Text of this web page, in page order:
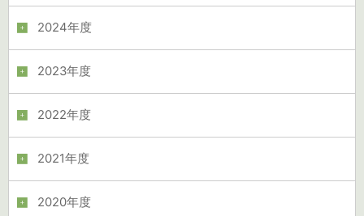
2024年度
2023年度
2022年度
2021年度
2020年度